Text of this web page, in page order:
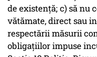
de existenţă; c) să nu
vătămate, direct sau
respectării măsurii
obligaţiilor impuse